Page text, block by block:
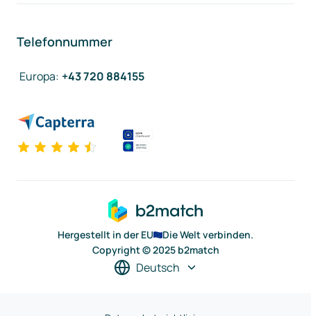
Telefonnummer
Europa: +43 720 884155
Hergestellt in der EU
Die Welt verbinden.
Copyright © 2025 b2match
Deutsch